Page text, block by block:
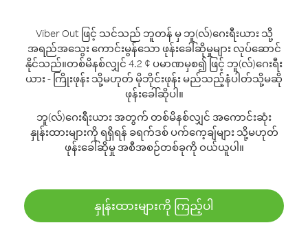
Viber Out ဖြင့် သင်သည် ဘူတန် မှ ဘူ(လ်)ဂေးရီးယား သို့
အရည်အသွေး ကောင်းမွန်သော ဖုန်းခေါ်ဆိုမှုများ လုပ်ဆောင်
နိုင်သည်။တစ်မိနစ်လျှင် 4.2 ¢ ပမာဏမှစ၍ ဖြင့် ဘူ(လ်)ဂေးရီး
ယား - ကြိုးဖုန်း သို့မဟုတ် မိုဘိုင်းဖုန်း မည်သည့်နံပါတ်သို့မဆို
ဖုန်းခေါ်ဆိုပါ။
ဘူ(လ်)ဂေးရီးယား အတွက် တစ်မိနစ်လျှင် အကောင်းဆုံး
နှုန်းထားများကို ရရှိရန် ခရက်ဒစ် ပက်ကေ့ချ်များ သို့မဟုတ်
ဖုန်းခေါ်ဆိုမှု အစီအစဉ်တစ်ခုကို ဝယ်ယူပါ။
နှုန်းထားများကို ကြည့်ပါ